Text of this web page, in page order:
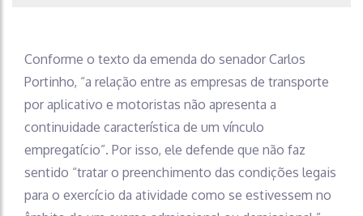
Conforme o texto da emenda do senador Carlos
Portinho, “a relação entre as empresas de transporte
por aplicativo e motoristas não apresenta a
continuidade característica de um vínculo
empregatício”. Por isso, ele defende que não faz
sentido “tratar o preenchimento das condições legais
para o exercício da atividade como se estivessem no